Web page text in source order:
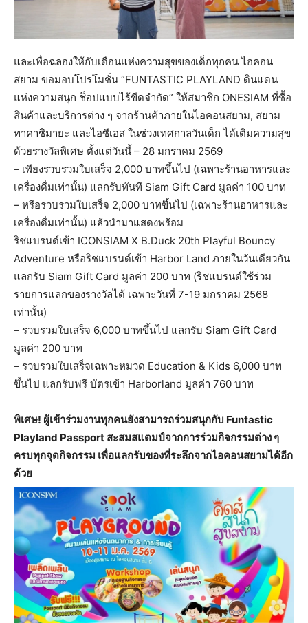
และเพื่อฉลองให้กับเดือนแห่งความสุขของเด็กทุกคน ไอคอน
สยาม ขอมอบโปรโมชั่น “FUNTASTIC PLAYLAND ดินแดน
แห่งความสนุก ช็อปแบบไร้ขีดจำกัด” ให้สมาชิก ONESIAM ที่ซื้อ
สินค้าและบริการต่าง ๆ จากร้านค้าภายในไอคอนสยาม, สยาม
ทาคาชิมายะ และไอซีเอส ในช่วงเทศกาลวันเด็ก ได้เติมความสุข
ด้วยรางวัลพิเศษ ตั้งแต่วันนี้ – 28 มกราคม 2569
– เพียงรวบรวมใบเสร็จ 2,000 บาทขึ้นไป (เฉพาะร้านอาหารและ
เครื่องดื่มเท่านั้น) แลกรับทันที Siam Gift Card มูลค่า 100 บาท
– หรือรวบรวมใบเสร็จ 2,000 บาทขึ้นไป (เฉพาะร้านอาหารและ
เครื่องดื่มเท่านั้น) แล้วนำมาแสดงพร้อม
ริชแบรนด์เข้า ICONSIAM X B.Duck 20th Playful Bouncy
Adventure หรือริชแบรนด์เข้า Harbor Land ภายในวันเดียวกัน
แลกรับ Siam Gift Card มูลค่า 200 บาท (ริชแบรนด์ใช้ร่วม
รายการแลกของรางวัลได้ เฉพาะวันที่ 7-19 มกราคม 2568
เท่านั้น)
– รวบรวมใบเสร็จ 6,000 บาทขึ้นไป แลกรับ Siam Gift Card
มูลค่า 200 บาท
– รวบรวมใบเสร็จเฉพาะหมวด Education & Kids 6,000 บาท
ขึ้นไป แลกรับฟรี บัตรเข้า Harborland มูลค่า 760 บาท
พิเศษ! ผู้เข้าร่วมงานทุกคนยังสามารถร่วมสนุกกับ Funtastic
Playland Passport สะสมสแตมป์จากการร่วมกิจกรรมต่าง ๆ
ครบทุกจุดกิจกรรม เพื่อแลกรับของที่ระลึกจากไอคอนสยามได้อีก
ด้วย